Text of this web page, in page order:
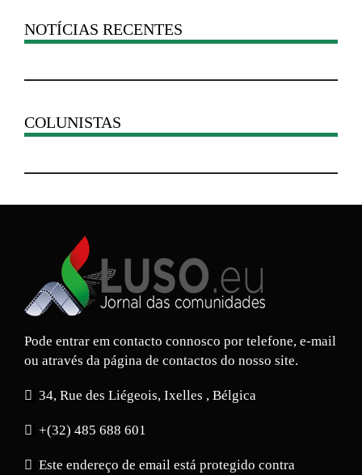
NOTÍCIAS RECENTES
COLUNISTAS
Pode entrar em contacto connosco por telefone, e-mail
ou através da página de contactos do nosso site.
34, Rue des Liégeois, Ixelles , Bélgica
+(32) 485 688 601
Este endereço de email está protegido contra